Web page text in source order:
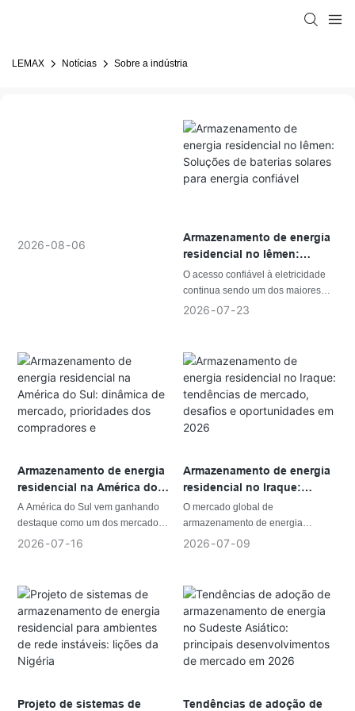
LEMAX Notícias Sobre a indústria
2026 08 06
Armazenamento de energia
residencial no Iêmen:
Soluções de baterias
solares para energia
confiável
O acesso confiável à eletricidade
continua sendo um dos maiores
desafios energéticos no Iêmen. Os
algumas áreas e o aumento dos
custos dos combustíveis têm
incentivado mais famílias e
empresas a buscar alternativas
confiáveis ​​às fontes de energia
tradicionais.
2026 07 23
Armazenamento de energia
residencial na América do
Sul: dinâmica de mercado,
prioridades dos
compradores e
A América do Sul vem ganhando
destaque como um dos mercados
emergentes mais promissores do
expansão contínua das instalações
solares em telhados por toda a
região e o crescente foco dos
proprietários em reduzir custos com
eletricidade e aumentar a
resiliência energética, o
deixando de ser uma tecnologia de
2026 07 16
Armazenamento de energia
residencial no Iraque:
tendências de mercado,
desafios e oportunidades
em 2026
O mercado global de
armazenamento de energia
residencial está entrando em uma
regiões buscam soluções
energéticas mais confiáveis,
flexíveis e sustentáveis.
Em mercados consolidados como a
Europa, a Austrália e a América do
Norte, a adoção de baterias
se, impulsionada por fatores como
2026 07 09
Projeto de sistemas de
Tendências de adoção de